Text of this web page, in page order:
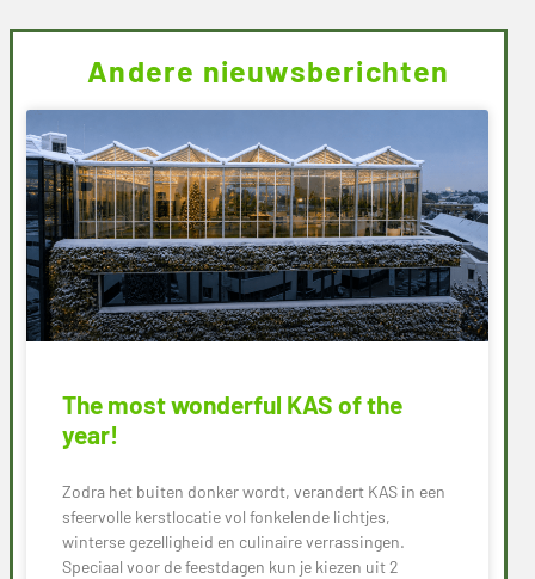
Andere nieuwsberichten
The most wonderful KAS of the
year!
Zodra het buiten donker wordt, verandert KAS in een
sfeervolle kerstlocatie vol fonkelende lichtjes,
winterse gezelligheid en culinaire verrassingen.
Speciaal voor de feestdagen kun je kiezen uit 2